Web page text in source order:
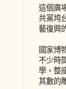
這個廣
共黨垮
藝復興
國家博
不少時
學，整
其數的